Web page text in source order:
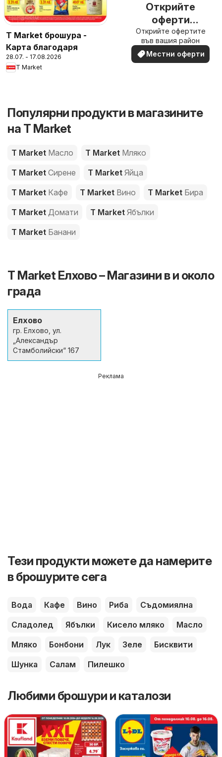
T Market брошура -
Карта благодаря
28.07. - 17.08.2026
T Market
Открийте
оферти
наблизо
Открийте офертите
във вашия район
Местни оферти
Популярни продукти в магазините
на T Market
T Market Масло T Market Мляко
T Market Сирене T Market Яйца
T Market Кафе T Market Вино T Market Бира
T Market Домати T Market Ябълки
T Market Банани
T Market Елхово – Магазини в и около
града
Елхово
гр. Елхово, ул.
„Александър
Стамболийски“ 167
Реклама
Тези продукти можете да намерите
в брошурите сега
Вода Кафе Вино Риба
Съдомиялна
Сладолед
Ябълки Кисело мляко
Масло
Мляко
Бонбони Лук Зеле
Бисквити
Шунка
Салам Пилешко
Любими брошури и каталози